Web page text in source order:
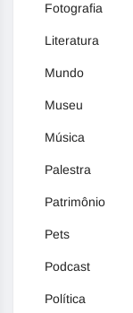
Fotografia
Literatura
Mundo
Museu
Música
Palestra
Patrimônio
Pets
Podcast
Política